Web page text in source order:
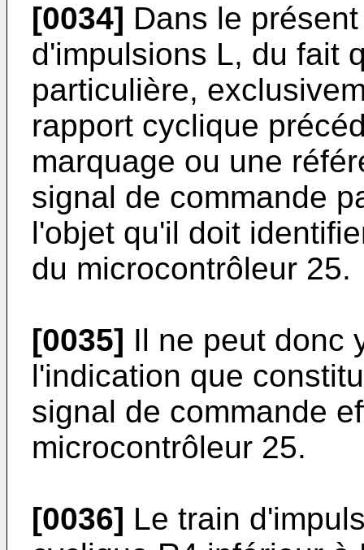
[0034] Dans le
d'impulsions L, du fait
particulière,
rapport cyclique
marquage ou une
signal de commande
l'objet qu'il doit
du microcontrôleur 25.
[0035] Il ne peut donc
l'indication que
signal de commande
microcontrôleur 25.
[0036] Le train